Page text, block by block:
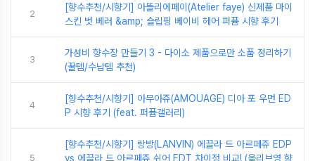
2
[향수추천/시향기] 아뜰리에페이(Atelier faye) 신제품 마이
스킨 벗 베러 &amp; 슬립핑 베이비 헤어 퍼퓸 시향 후기
3
가성비 향수장 만들기 3 - 다이소 제품으로만 소품 정리하기
(꿀템/수납템 추천)
4
[향수추천/시향기] 아무아쥬(AMOUAGE) 디아 포 우먼 ED
P 시향 후기 (feat. 퍼퓸갤러리)
5
[향수추천/시향기] 랑방(LANVIN) 에끌라 드 아르페쥬 EDP
vs 에끌라 드 아르페쥬 쉬어 EDT 차이점 비교! (올리브영 향